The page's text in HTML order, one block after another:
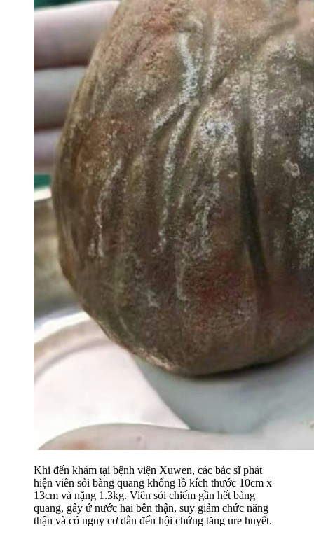
Khi đến khám tại bệnh viện Xuwen, các bác sĩ phát
hiện viên sỏi bàng quang khổng lồ kích thước 10cm x
13cm và nặng 1.3kg. Viên sỏi chiếm gần hết bàng
quang, gây ứ nước hai bên thận, suy giảm chức năng
thận và có nguy cơ dẫn đến hội chứng tăng ure huyết.